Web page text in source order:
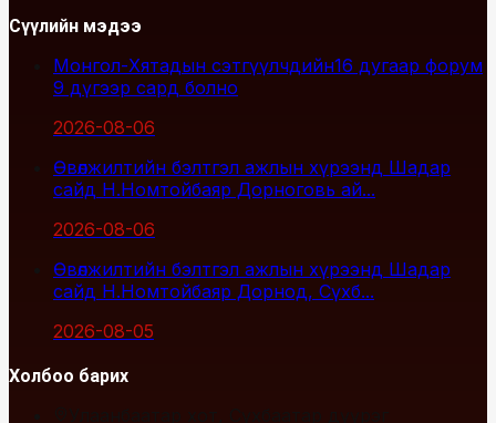
Сүүлийн мэдээ
Монгол-Хятадын сэтгүүлчдийн16 дугаар форум
9 дүгээр сард болно
2026-08-06
Өвөлжилтийн бэлтгэл ажлын хүрээнд Шадар
сайд Н.Номтойбаяр Дорноговь ай...
2026-08-06
Өвөлжилтийн бэлтгэл ажлын хүрээнд Шадар
сайд Н.Номтойбаяр Дорнод, Сүхб...
2026-08-05
Холбоо барих